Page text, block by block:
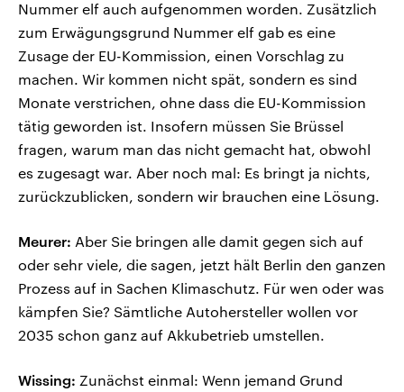
Nummer elf auch aufgenommen worden. Zusätzlich
zum Erwägungsgrund Nummer elf gab es eine
Zusage der EU-Kommission, einen Vorschlag zu
machen. Wir kommen nicht spät, sondern es sind
Monate verstrichen, ohne dass die EU-Kommission
tätig geworden ist. Insofern müssen Sie Brüssel
fragen, warum man das nicht gemacht hat, obwohl
es zugesagt war. Aber noch mal: Es bringt ja nichts,
zurückzublicken, sondern wir brauchen eine Lösung.
Meurer: Aber Sie bringen alle damit gegen sich auf
oder sehr viele, die sagen, jetzt hält Berlin den ganzen
Prozess auf in Sachen Klimaschutz. Für wen oder was
kämpfen Sie? Sämtliche Autohersteller wollen vor
2035 schon ganz auf Akkubetrieb umstellen.
Wissing: Zunächst einmal: Wenn jemand Grund